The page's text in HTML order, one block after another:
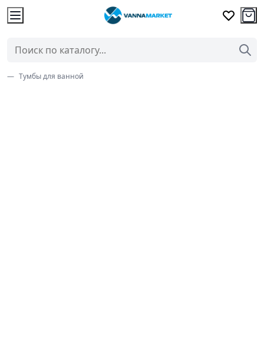
Тумбы для ванной